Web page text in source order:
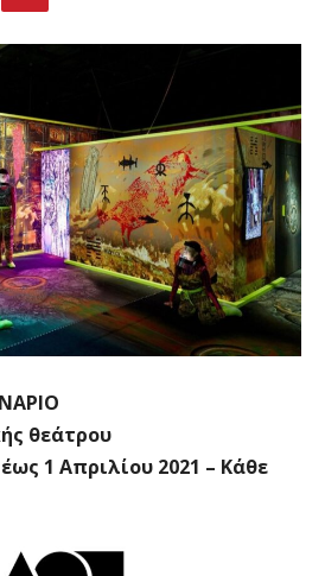
θεάτρου
1 Απριλίου 2021 – Κάθε